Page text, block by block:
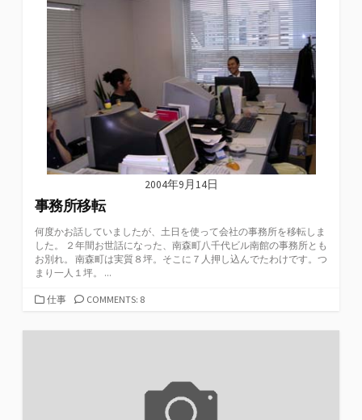
2004年9月14日
事務所移転
何度かお話していましたが、土日を使って会社の事務所を移転しま
した。 ２年間お世話になった、南森町八千代ビル南館の事務所とも
お別れ。 南森町は実質８坪。そこに７人押し込んでたわけです。つ
まり一人１坪。 ...
カ
ゴ
仕事 COMMENTS: 8